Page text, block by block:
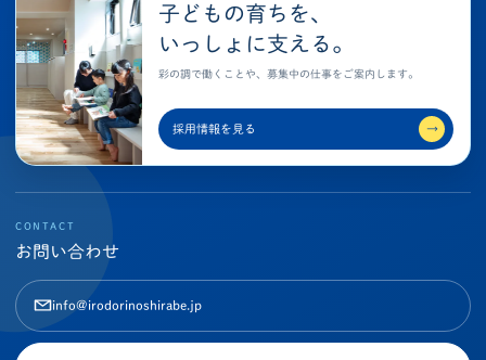
子どもの育ちを、
いっしょに支える。
彩の調で働くことや、募集中の仕事をご案内します。
採用情報を見る →
CONTACT
お問い合わせ
info@irodorinoshirabe.jp